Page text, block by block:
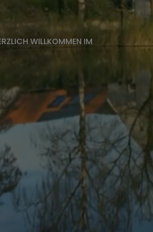
WILLKOMMEN IM